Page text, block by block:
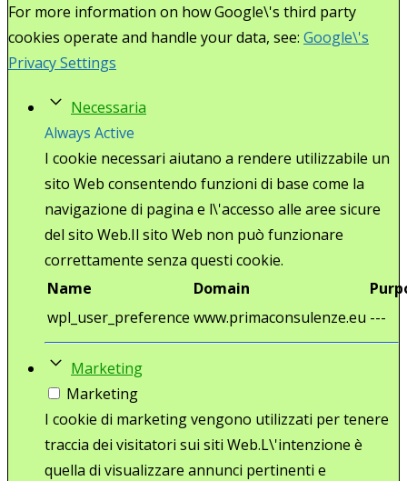
For more information on how Google\'s third party
cookies operate and handle your data, see: Google\'s
Privacy Settings
Necessaria
Always Active
I cookie necessari aiutano a rendere utilizzabile un
sito Web consentendo funzioni di base come la
navigazione di pagina e l\'accesso alle aree sicure
del sito Web.Il sito Web non può funzionare
correttamente senza questi cookie.
Name
Domain
wpl_user_preference www.primaconsulenze.eu ---
Marketing
Marketing
I cookie di marketing vengono utilizzati per tenere
traccia dei visitatori sui siti Web.L\'intenzione è
quella di visualizzare annunci pertinenti e